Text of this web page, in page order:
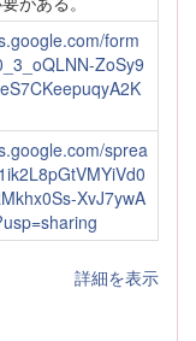
form
ZoSy9
sprea
XvJ7ywA
詳細を表示